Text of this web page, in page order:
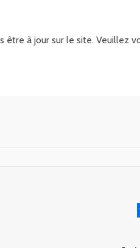
à jour sur le site. Veuillez